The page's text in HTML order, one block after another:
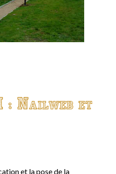
: Nailweb et
et la pose de la